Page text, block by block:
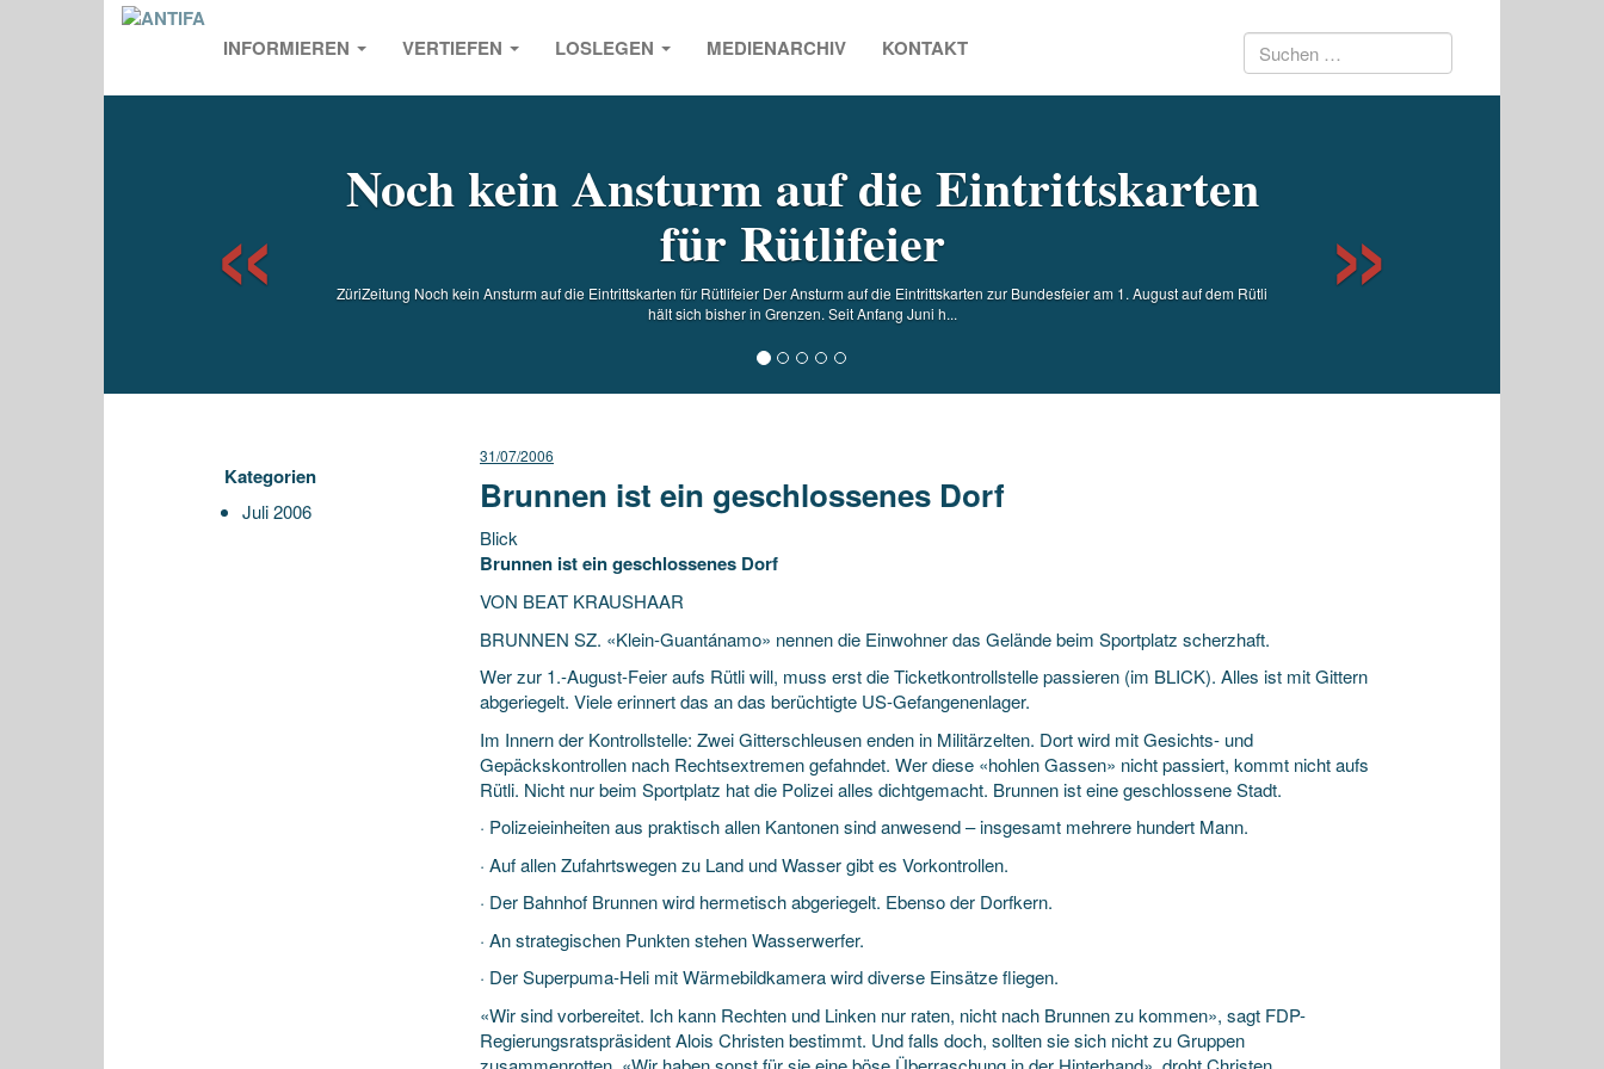
INFORMIEREN VERTIEFEN LOSLEGEN MEDIENARCHIV KONTAKT Suchen
Noch kein Ansturm auf die Eintrittskarten
für Rütlifeier
ZüriZeitung Noch kein Ansturm auf die Eintrittskarten für Rütlifeier Der Ansturm auf die Eintrittskarten zur Bundesfeier am 1. August auf dem Rütli
hält sich bisher in Grenzen. Seit Anfang Juni h...
Previous
Kategorien
Juli 2006
31/07/2006
Brunnen ist ein geschlossenes Dorf
Blick
Brunnen ist ein geschlossenes Dorf
VON BEAT KRAUSHAAR
BRUNNEN SZ. «Klein-Guantánamo» nennen die Einwohner das Gelände beim Sportplatz scherzhaft.
Wer zur 1.-August-Feier aufs Rütli will, muss erst die Ticketkontrollstellepassieren (im BLICK). Alles ist mit Gittern
abgeriegelt. Viele erinnert das an das berüchtigte US-Gefangenenlager.
Im Innern der Kontrollstelle: Zwei Gitterschleusen enden in Militärzelten. Dort wird mit Gesichts- und
Gepäckskontrollen nach Rechtsextremen gefahndet. Wer diese «hohlen Gassen» nicht passiert, kommt nicht aufs
Rütli. Nicht nur beim Sportplatz hat die Polizei alles dichtgemacht. Brunnen ist eine geschlossene Stadt.
· Polizeieinheiten aus praktisch allen Kantonen sind anwesend – insgesamt mehrere hundert Mann.
· Auf allen Zufahrtswegen zu Land und Wasser gibt es Vorkontrollen.
· Der Bahnhof Brunnen wird hermetisch abgeriegelt. Ebenso der Dorfkern.
· An strategischen Punkten stehen Wasserwerfer.
· Der Superpuma-Heli mit Wärmebildkamera wird diverse Einsätze fliegen.
«Wir sind vorbereitet. Ich kann Rechten und Linken nur raten, nicht nach Brunnen zu kommen», sagt FDP-
Regierungsratspräsident Alois Christen bestimmt. Und falls doch, sollten sie sich nicht zu Gruppen